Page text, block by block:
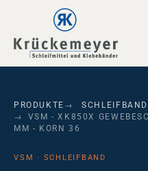
Skip to main navigation
Skip to main content
Skip to page footer
PRODUKTE
SCHLEIFBAND
VSM - XK850X
MM - KORN 36
VSM · SCHLEIFBAND